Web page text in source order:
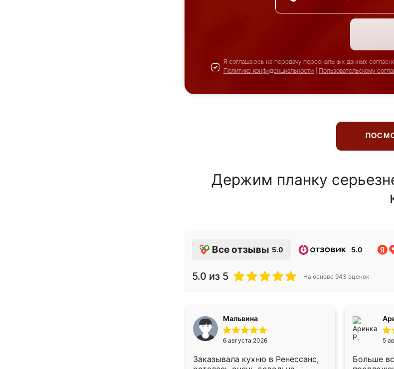
Я соглашаюсь на передачу персональных данных
Политике конфиденциальности
Пользовательскому
Держим планку
Все отзывы 5.0 5.0
5.0 из 5 На основе 943 оценок
Мальвина
6 августа 2026
Заказывала кухню в Ренессанс,
5
Больше